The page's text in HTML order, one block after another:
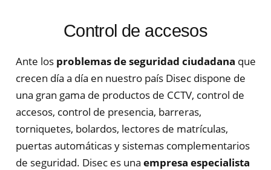
Control de accesos
Ante los problemas de seguridad ciudadana que
crecen día a día en nuestro país Disec dispone de
una gran gama de productos de CCTV, control de
accesos, control de presencia, barreras,
torniquetes, bolardos, lectores de matrículas,
puertas automáticas y sistemas complementarios
de seguridad. Disec es una empresa especialista